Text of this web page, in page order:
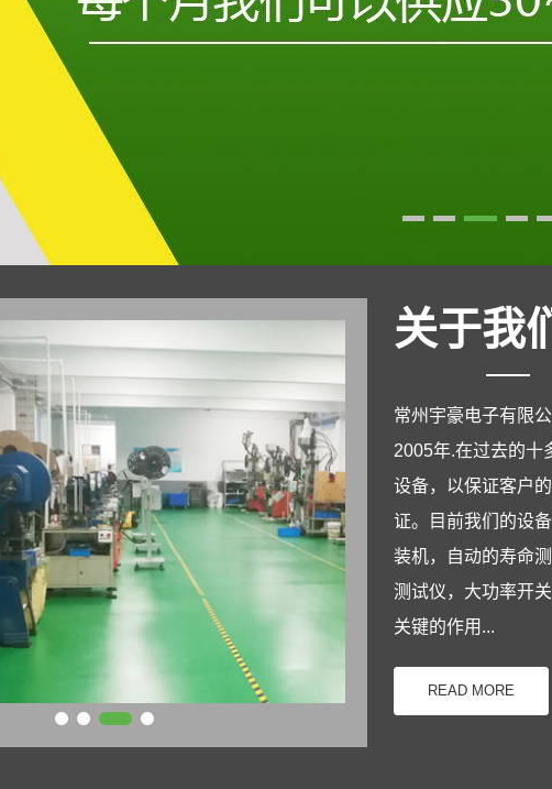
关于我
常州宇豪电子有限
2005年.在过去的十
设备，以保证客户
证。目前我们的设
装机，自动的寿命
测试仪，大功率开
关键的作用...
READ MORE